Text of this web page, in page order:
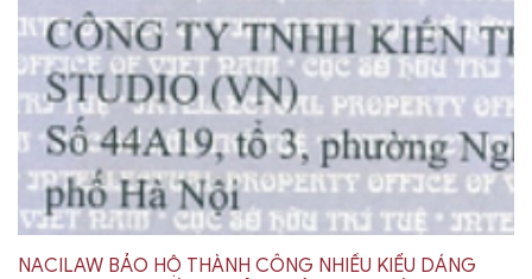
NACILAW BẢO HỘ THÀNH CÔNG NHIỀU KIỂU DÁNG